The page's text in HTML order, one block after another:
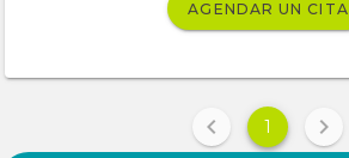
AGENDAR UN CITA
1